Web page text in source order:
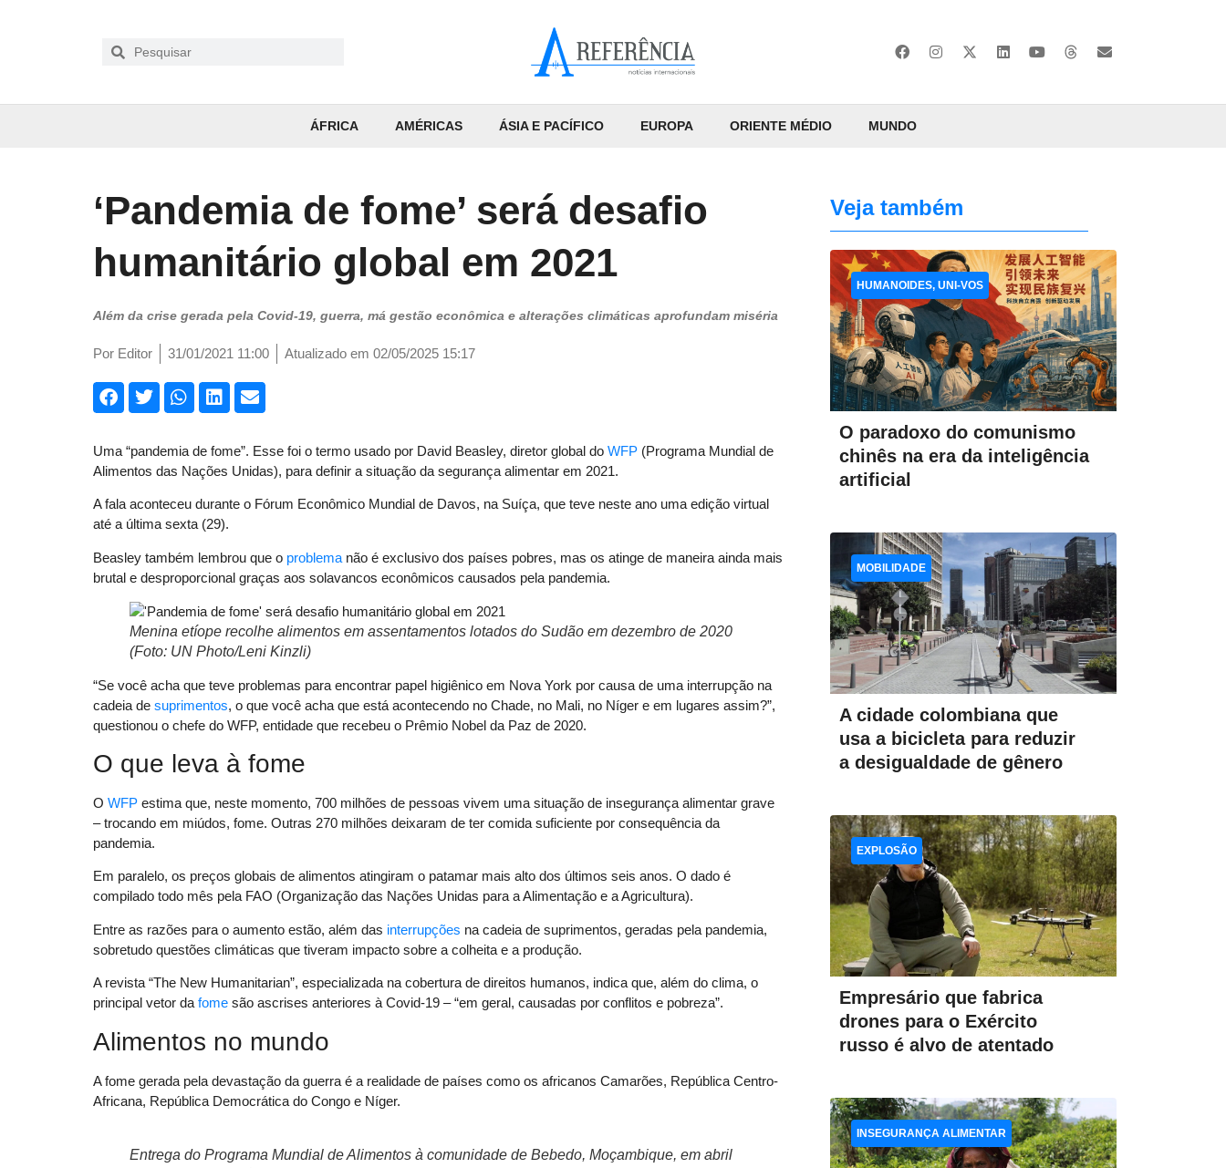
ÁFRICA AMÉRICAS ÁSIA E PACÍFICO EUROPA ORIENTE MÉDIO MUNDO
‘Pandemia de fome’ será desafio
humanitário global em 2021
Além da crise gerada pela Covid-19, guerra, má gestão econômica e alterações climáticas aprofundam miséria
Por Editor 31/01/2021 11:00 Atualizado em 02/05/2025 15:17
Uma “pandemia de fome”. Esse foi o termo usado por David Beasley, diretor global do WFP (Programa Mundial de
Alimentos das Nações Unidas), para definir a situação da segurança alimentar em 2021.
A fala aconteceu durante o Fórum Econômico Mundial de Davos, na Suíça, que teve neste ano uma edição virtual
até a última sexta (29).
Beasley também lembrou que o problema não é exclusivo dos países pobres, mas os atinge de maneira ainda mais
brutal e desproporcional graças aos solavancos econômicos causados pela pandemia.
Menina etíope recolhe alimentos em assentamentos lotados do Sudão em dezembro de 2020
(Foto: UN Photo/Leni Kinzli)
“Se você acha que teve problemas para encontrar papel higiênico em Nova York por causa de uma interrupção na
cadeia de suprimentos, o que você acha que está acontecendo no Chade, no Mali, no Níger e em lugares assim?”,
questionou o chefe do WFP, entidade que recebeu o Prêmio Nobel da Paz de 2020.
O que leva à fome
O WFP estima que, neste momento, 700 milhões de pessoas vivem uma situação de insegurança alimentar grave
– trocando em miúdos, fome. Outras 270 milhões deixaram de ter comida suficiente por consequência da
pandemia.
Em paralelo, os preços globais de alimentos atingiram o patamar mais alto dos últimos seis anos. O dado é
compilado todo mês pela FAO (Organização das Nações Unidas para a Alimentação e a Agricultura).
Entre as razões para o aumento estão, além das interrupções na cadeia de suprimentos, geradas pela pandemia,
sobretudo questões climáticas que tiveram impacto sobre a colheita e a produção.
A revista “The New Humanitarian”, especializada na cobertura de direitos humanos, indica que, além do clima, o
principal vetor da fome são ascrises anteriores à Covid-19 – “em geral, causadas por conflitos e pobreza”.
Alimentos no mundo
A fome gerada pela devastação da guerra é a realidade de países como os africanos Camarões, República Centro-
Africana, República Democrática do Congo e Níger.
Entrega do Programa Mundial de Alimentos à comunidade de Bebedo, Moçambique, em abril
Veja também
O paradoxo do comunismo
chinês na era da inteligência
artificial
HUMANOIDES, UNI-VOS
A cidade colombiana que
usa a bicicleta para reduzir
a desigualdade de gênero
MOBILIDADE
Empresário que fabrica
drones para o Exército
russo é alvo de atentado
EXPLOSÃO
INSEGURANÇA ALIMENTAR